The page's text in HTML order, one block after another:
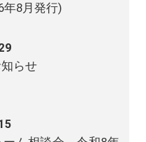
年8月発行)
らせ